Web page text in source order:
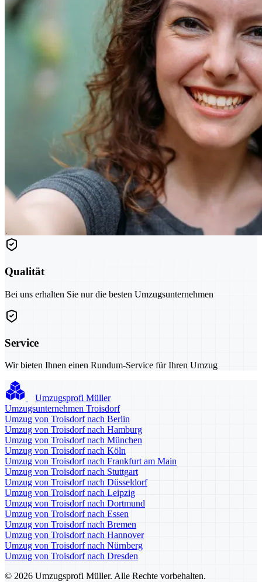
Qualität
Bei uns erhalten Sie nur die besten Umzugsunternehmen
Service
Wir bieten Ihnen einen Rundum-Service für Ihren Umzug
Umzugsprofi Müller
Umzugsunternehmen Troisdorf
Umzug von Troisdorf nach Berlin
Umzug von Troisdorf nach Hamburg
Umzug von Troisdorf nach München
Umzug von Troisdorf nach Köln
Umzug von Troisdorf nach Frankfurt am Main
Umzug von Troisdorf nach Stuttgart
Umzug von Troisdorf nach Düsseldorf
Umzug von Troisdorf nach Leipzig
Umzug von Troisdorf nach Dortmund
Umzug von Troisdorf nach Essen
Umzug von Troisdorf nach Bremen
Umzug von Troisdorf nach Hannover
Umzug von Troisdorf nach Nürnberg
Umzug von Troisdorf nach Dresden
© 2026 Umzugsprofi Müller. Alle Rechte vorbehalten.